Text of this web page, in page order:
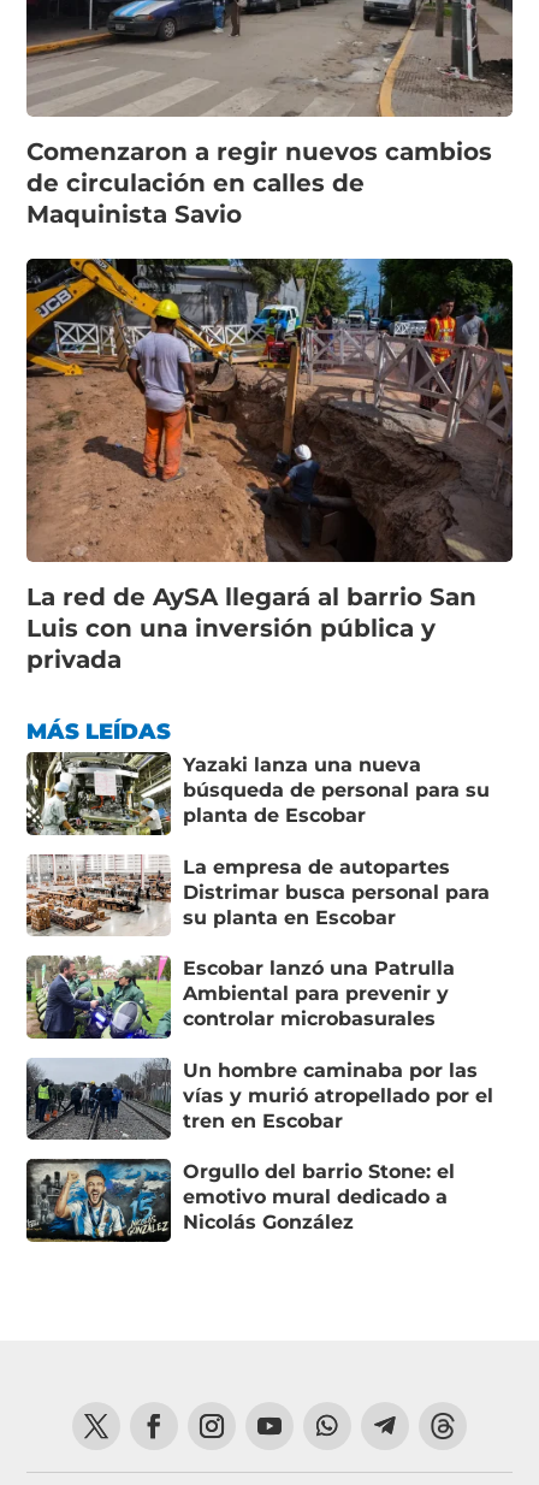
Comenzaron a regir nuevos cambios
de circulación en calles de
Maquinista Savio
La red de AySA llegará al barrio San
Luis con una inversión pública y
privada
MÁS LEÍDAS
Yazaki lanza una nueva
búsqueda de personal para su
planta de Escobar
La empresa de autopartes
Distrimar busca personal para
su planta en Escobar
Escobar lanzó una Patrulla
Ambiental para prevenir y
controlar microbasurales
Un hombre caminaba por las
vías y murió atropellado por el
tren en Escobar
Orgullo del barrio Stone: el
emotivo mural dedicado a
Nicolás González